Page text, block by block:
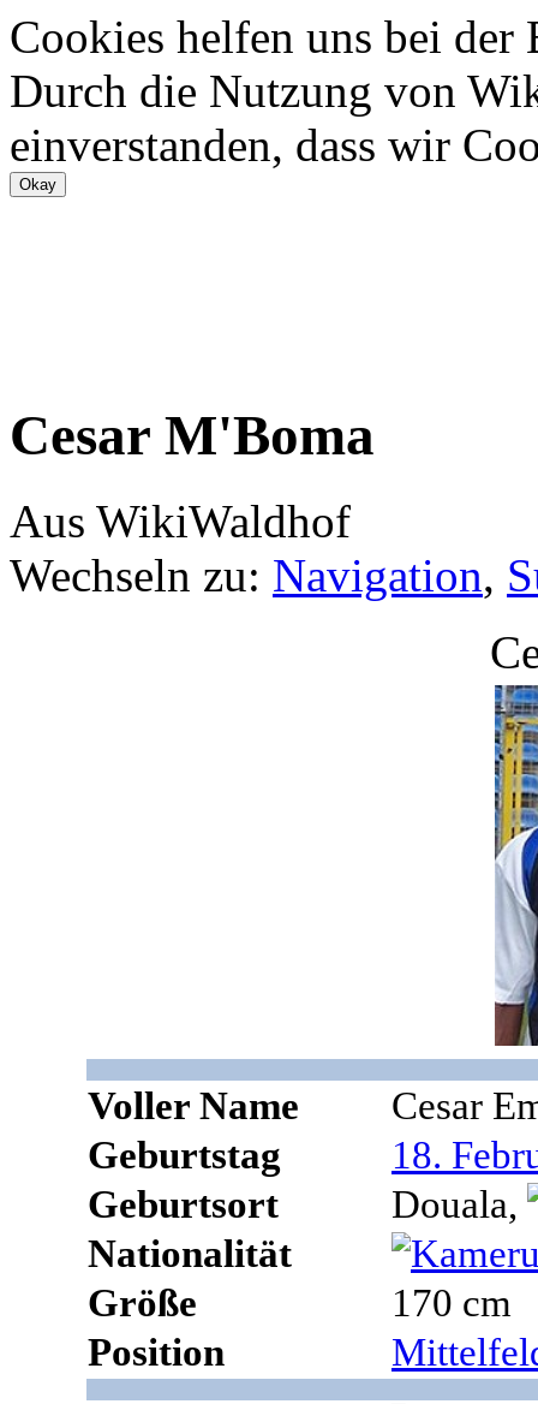
Cookies helfen uns bei
Durch die Nutzung von
einverstanden, dass wir
Cesar M'Boma
Aus WikiWaldhof
Wechseln zu: Navigation,
Voller Name
Cesar
Geburtstag
18.
Geburtsort
Douala,
Nationalität
Größe
170 cm
Position